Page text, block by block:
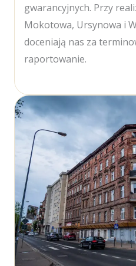
gwarancyjnych. Przy
Mokotowa, Ursynowa i
doceniają nas za
raportowanie.